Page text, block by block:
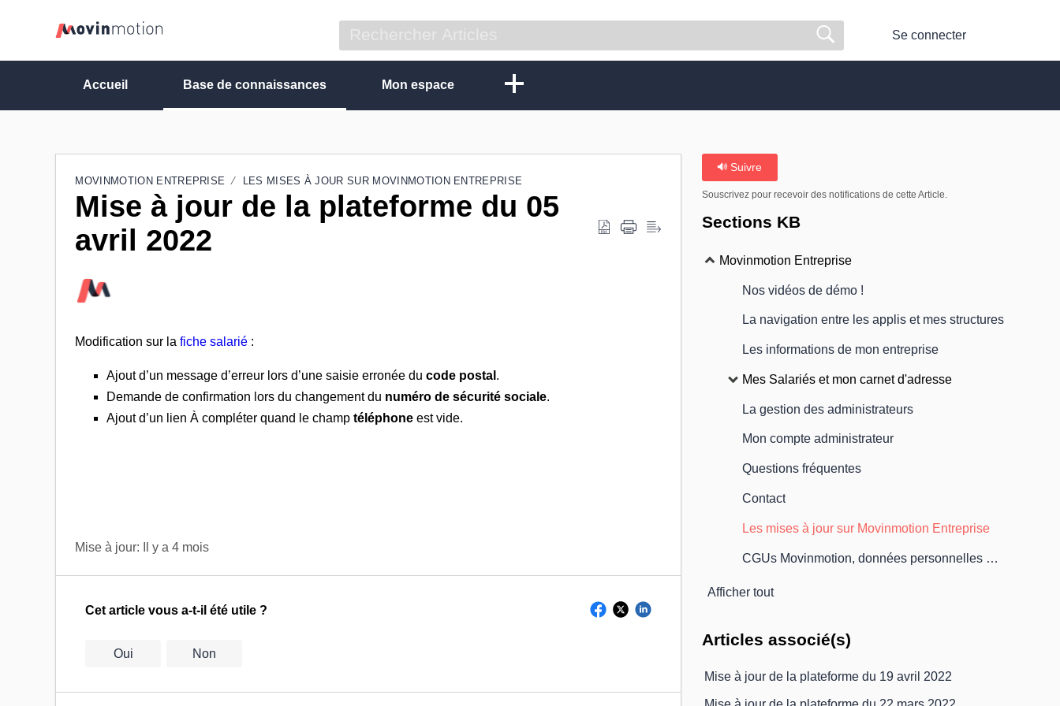
Se connecter
Accueil Base de connaissances Mon espace
MOVINMOTION ENTREPRISE LES MISES À JOUR SUR MOVINMOTION ENTREPRISE
Mise à jour de la plateforme du 05
avril 2022
Modification sur lafiche salarié :
Ajout d’un message d’erreur lors d’une saisie erronée ducode postal .
Demande de confirmation lors du changement du numéro de sécurité sociale.
Ajout d’un lien À compléter quand le champtéléphoneest vide.
Mise à jour: Il y a 4 mois
Cet article vous a-t-il été utile ?
Oui Non
Suivre
Souscrivez pour recevoir des notifications de cette Article.
Sections KB
Movinmotion Entreprise
Nos vidéos de démo !
La navigation entre les applis et mes structures
Les informations de mon entreprise
Mes Salariés et mon carnet d'adresse
La gestion des administrateurs
Mon compte administrateur
Questions fréquentes
Contact
Les mises à jour sur Movinmotion Entreprise
CGUs Movinmotion, données personnelles et RGPD
Afficher tout
Articles associé(s)
Mise à jour de la plateforme du 19 avril 2022